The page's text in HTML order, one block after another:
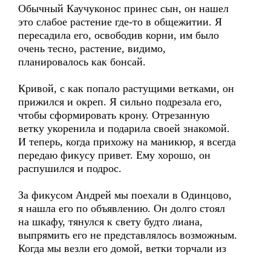
Обычный Каучуконос принес сын, он нашел
это слабое растение где-то в общежитии. Я
пересадила его, освободив корни, им было
очень тесно, растение, видимо,
планировалось как бонсай.
Кривой, с как попало растущими ветками, он
прижился и окреп. Я сильно подрезала его,
чтобы сформировать крону. Отрезанную
ветку укоренила и подарила своей знакомой.
И теперь, когда прихожу на маникюр, я всегда
передаю фикусу привет. Ему хорошо, он
распушился и подрос.
За фикусом Андрей мы поехали в Одинцово,
я нашла его по объявлению. Он долго стоял
на шкафу, тянулся к свету будто лиана,
выпрямить его не представлялось возможным.
Когда мы везли его домой, ветки торчали из